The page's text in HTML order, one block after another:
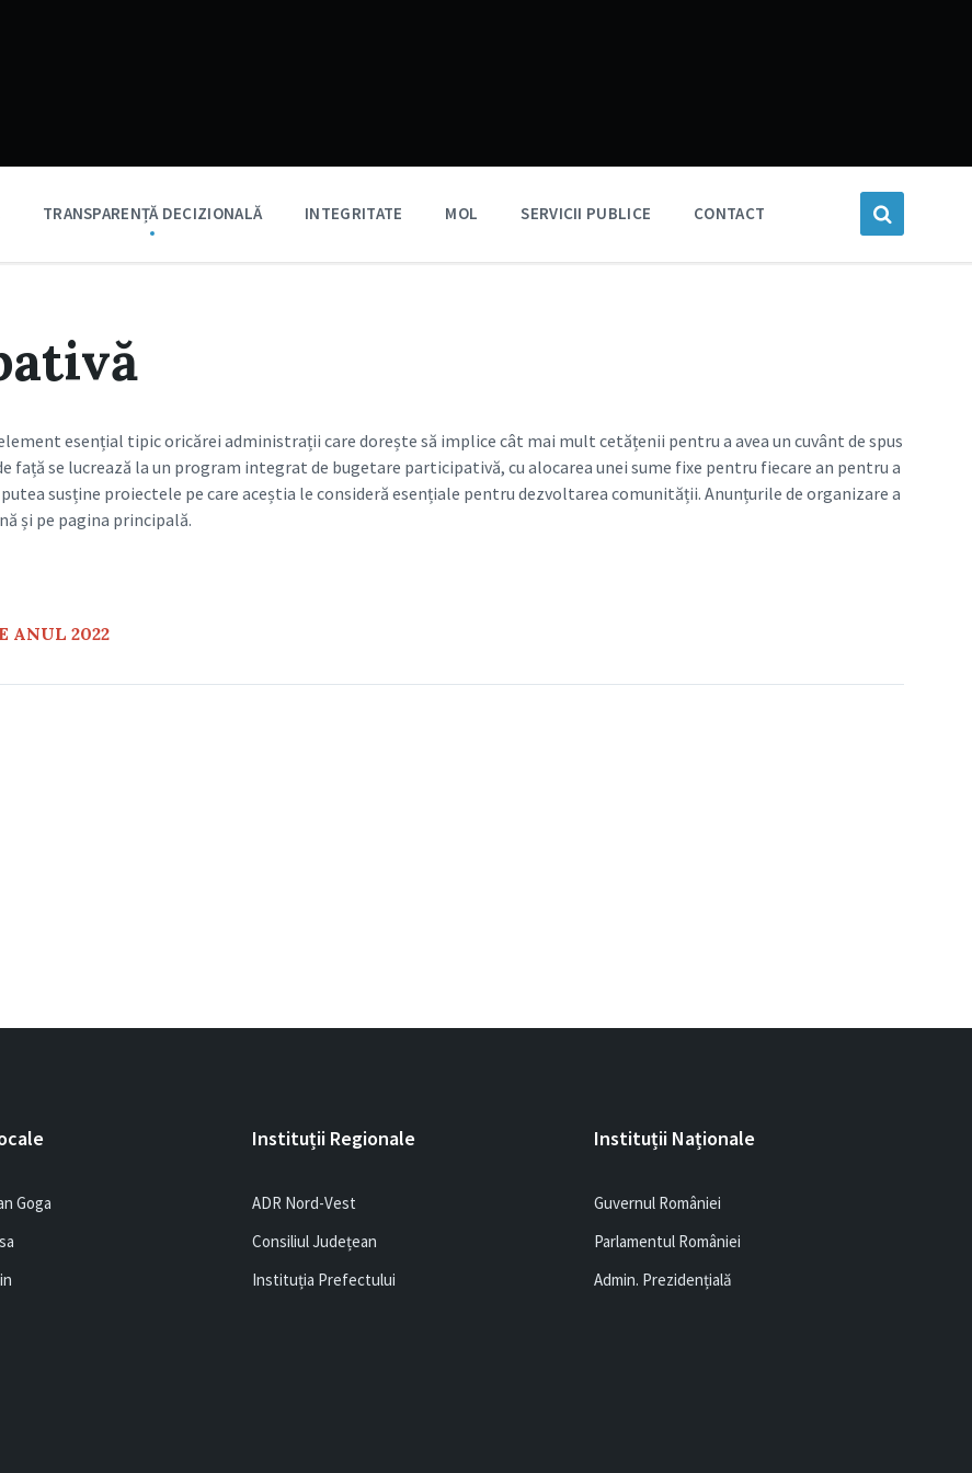
TRANSPARENȚĂ DECIZIONALĂ INTEGRITATE MOL SERVICII PUBLICE CONTACT
esențial tipic oricărei administrații care dorește să implice cât mai mult cetățenii pentru a avea un cuvânt de spus
față se lucrează la un program integrat de bugetare participativă, cu alocarea unei sume fixe pentru fiecare an pentru a
susține proiectele pe care aceștia le consideră esențiale pentru dezvoltarea comunității. Anunțurile de organizare a
și pe pagina principală.
ANUL 2022
Goga
Instituții Regionale
ADR Nord-Vest
Consiliul Județean
Instituția Prefectului
Instituții Naționale
Guvernul României
Parlamentul României
Admin. Prezidențială